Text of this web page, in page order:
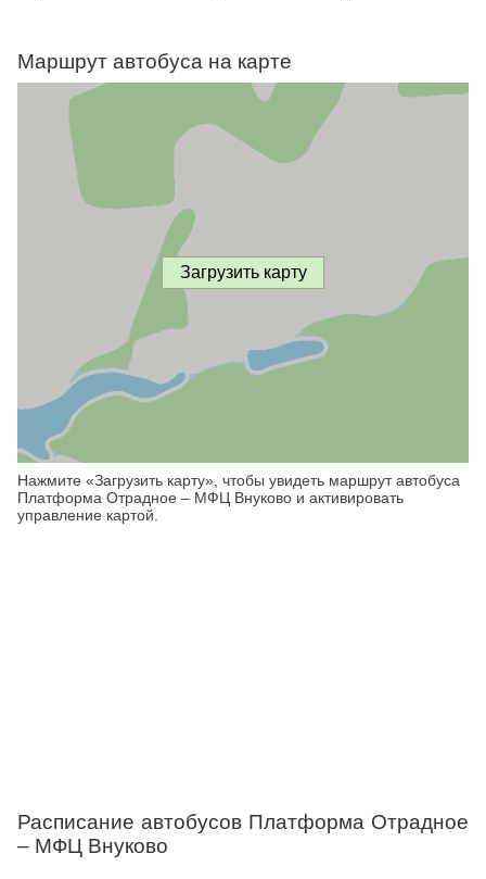
Маршрут автобуса на карте
Загрузить карту
Нажмите «Загрузить карту», чтобы увидеть маршрут автобуса
Платформа Отрадное – МФЦ Внуково и активировать
управление картой.
Расписание автобусов Платформа Отрадное
– МФЦ Внуково